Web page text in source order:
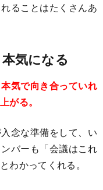
ることはたくさんあ
気になる
気で向き合っていれ
がる。
念な準備をして、い
バーも「会議はこれ
わかってくれる。